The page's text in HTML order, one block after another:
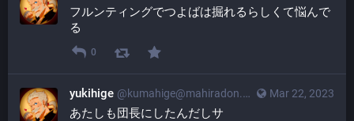
フルンティングでつよばは掘れるらしくて悩んで
る
0
Mar 22, 2023
yukihige @kumahige@mahiradon.com
あたしも団長にしたんだしサ